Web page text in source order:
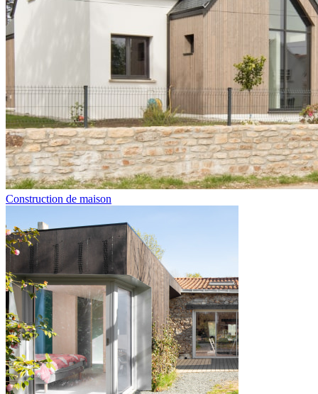
Construction de maison